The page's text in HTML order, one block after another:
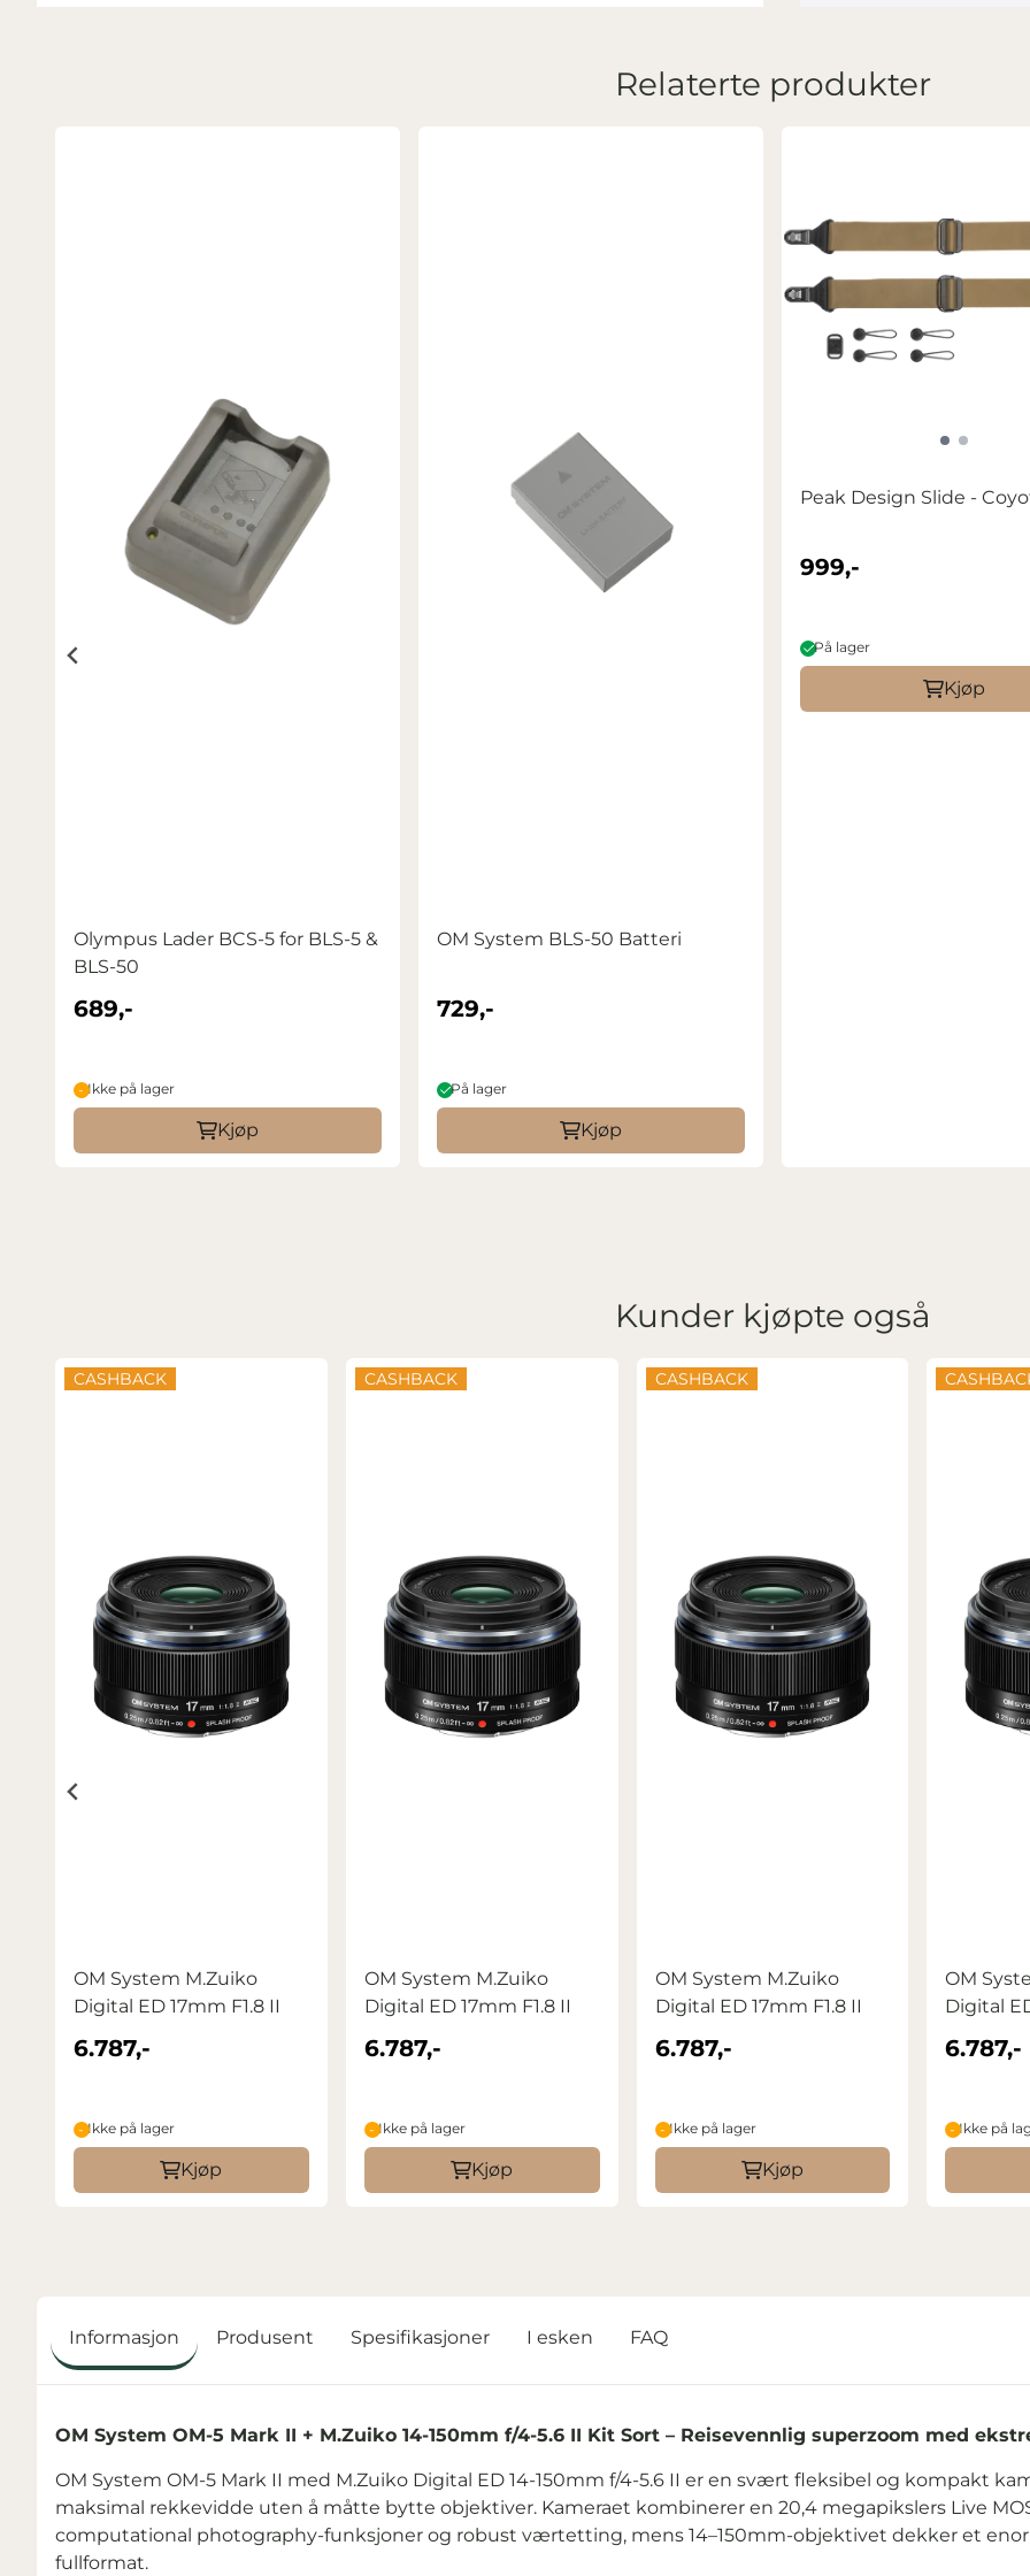
Relaterte produkter
Olympus Lader BCS-5 for BLS-5 &
BLS-50
689,-
Ikke på lager
Kjøp
OM System BLS-50 Batteri
729,-
På lager
Kjøp
Peak Design Slide -
999,-
På lager
Kjøp
Kunder kjøpte også
CASHBACK
OM System M.Zuiko
Digital ED 17mm F1.8 II
6.787,-
Ikke på lager
Kjøp
CASHBACK
OM System M.Zuiko
Digital ED 17mm F1.8 II
6.787,-
Ikke på lager
Kjøp
CASHBACK
OM System M.Zuiko
Digital ED 17mm F1.8 II
6.787,-
Ikke på lager
Kjøp
OM
Digital
6.787,-
Ikke på
Informasjon Produsent Spesifikasjoner I esken FAQ
OM System OM-5 Mark II + M.Zuiko 14-150mm f/4-5.6 II Kit Sort – Reisevennlig superzoom med
OM System OM-5 Mark II med M.Zuiko Digital ED 14-150mm f/4-5.6 II er en svært fleksibel og kompakt
maksimal rekkevidde uten å måtte bytte objektiver. Kameraet kombinerer en 20,4 megapikslers Live
computational photography-funksjoner og robust værtetting, mens 14–150mm-objektivet dekker et
fullformat.